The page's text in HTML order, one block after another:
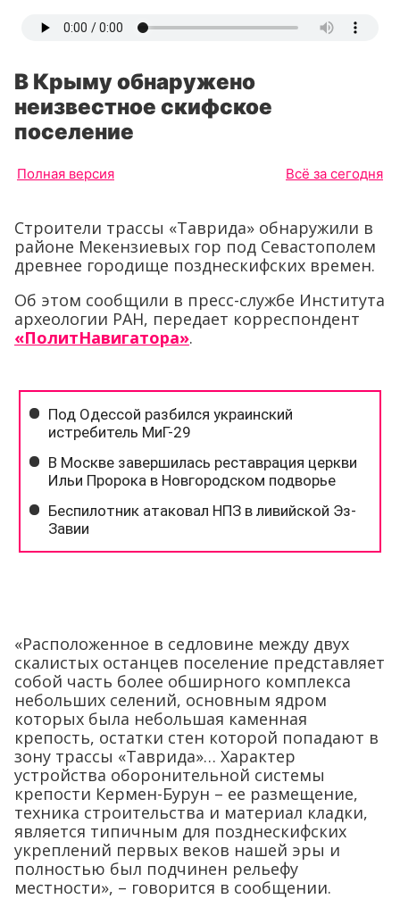
В Крыму обнаружено
неизвестное скифское
поселение
Полная версия Всё за сегодня
Строители трассы «Таврида» обнаружили в
районе Мекензиевых гор под Севастополем
древнее городище позднескифских времен.
Об этом сообщили в пресс-службе Института
археологии РАН, передает корреспондент
«ПолитНавигатора».
«Расположенное в седловине между двух
скалистых останцев поселение представляет
собой часть более обширного комплекса
небольших селений, основным ядром
которых была небольшая каменная
крепость, остатки стен которой попадают в
зону трассы «Таврида»… Характер
устройства оборонительной системы
крепости Кермен-Бурун – ее размещение,
техника строительства и материал кладки,
является типичным для позднескифских
укреплений первых веков нашей эры и
полностью был подчинен рельефу
местности», – говорится в сообщении.